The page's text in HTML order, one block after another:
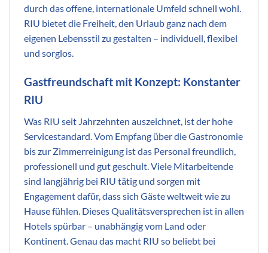
durch das offene, internationale Umfeld schnell wohl.
RIU bietet die Freiheit, den Urlaub ganz nach dem
eigenen Lebensstil zu gestalten – individuell, flexibel
und sorglos.
Gastfreundschaft mit Konzept: Konstanter
RIU
Was RIU seit Jahrzehnten auszeichnet, ist der hohe
Servicestandard. Vom Empfang über die Gastronomie
bis zur Zimmerreinigung ist das Personal freundlich,
professionell und gut geschult. Viele Mitarbeitende
sind langjährig bei RIU tätig und sorgen mit
Engagement dafür, dass sich Gäste weltweit wie zu
Hause fühlen. Dieses Qualitätsversprechen ist in allen
Hotels spürbar – unabhängig vom Land oder
Kontinent. Genau das macht RIU so beliebt bei